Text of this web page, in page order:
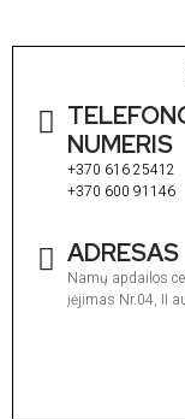
NUMERIS
+370 616 25412
+370 600 91146
ADRESAS
Namų apdailos
įėjimas Nr.04, II